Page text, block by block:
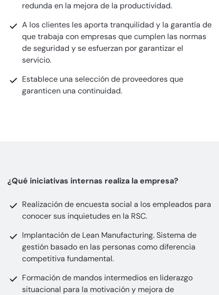
redunda en la mejora de la productividad.
A los clientes les aporta tranquilidad y la garantía de
que trabaja con empresas que cumplen las normas
de seguridad y se esfuerzan por garantizar el
servicio.
Establece una selección de proveedores que
garanticen una continuidad.
¿Qué iniciativas internas realiza la empresa?
Realización de encuesta social a los empleados para
conocer sus inquietudes en la RSC.
Implantación de Lean Manufacturing. Sistema de
gestión basado en las personas como diferencia
competitiva fundamental.
Formación de mandos intermedios en liderazgo
situacional para la motivación y mejora de